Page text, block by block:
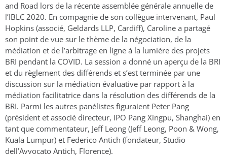
and Road lors de la récente assemblée générale annuelle de
l’IBLC 2020. En compagnie de son collègue intervenant, Paul
Hopkins (associé, Geldards LLP, Cardiff), Caroline a partagé
son point de vue sur le thème de la négociation, de la
médiation et de l’arbitrage en ligne à la lumière des projets
BRI pendant la COVID. La session a donné un aperçu de la BRI
et du règlement des différends et s’est terminée par une
discussion sur la médiation évaluative par rapport à la
médiation facilitatrice dans la résolution des différends de la
BRI. Parmi les autres panélistes figuraient Peter Pang
(président et associé directeur, IPO Pang Xingpu, Shanghai) en
tant que commentateur, Jeff Leong (Jeff Leong, Poon & Wong,
Kuala Lumpur) et Federico Antich (fondateur, Studio
dell’Avvocato Antich, Florence).